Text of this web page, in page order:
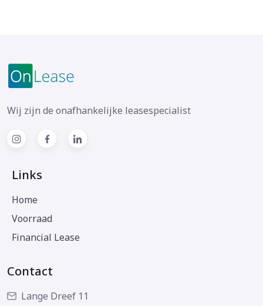
Wij zijn de onafhankelijke leasespecialist
Links
Home
Voorraad
Financial Lease
Contact
Lange Dreef 11